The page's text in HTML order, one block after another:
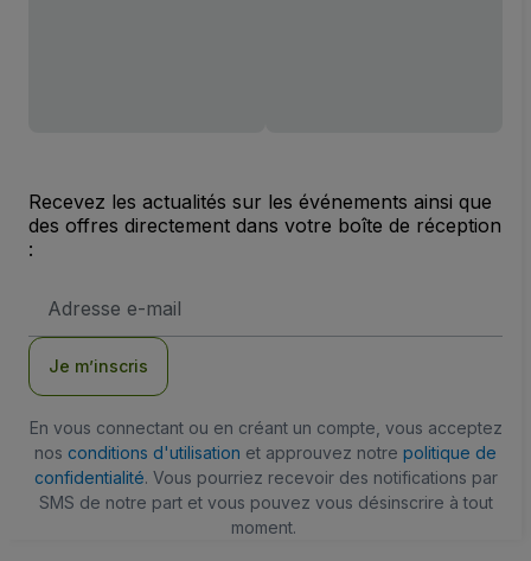
Recevez les actualités sur les événements ainsi que
des offres directement dans votre boîte de réception
:
e-
Je m’inscris
En vous connectant ou en créant un compte, vous acceptez
nos conditions d'utilisation et approuvez notre politique de
confidentialité. Vous pourriez recevoir des notifications par
SMS de notre part et vous pouvez vous désinscrire à tout
moment.